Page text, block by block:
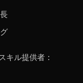
キル提供者：